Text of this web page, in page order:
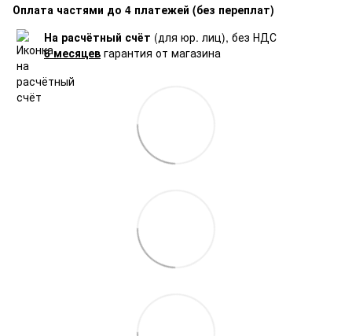
Оплата частями до 4 платежей (без переплат)
На расчётный счёт (для юр. лиц), без НДС
6 месяцев гарантия от магазина